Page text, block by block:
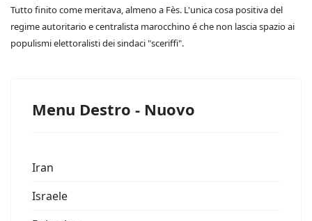
Tutto finito come meritava, almeno a Fès. L'unica cosa positiva del
regime autoritario e centralista marocchino é che non lascia spazio ai
populismi elettoralisti dei sindaci "sceriffi".
Menu Destro - Nuovo
Iran
Israele